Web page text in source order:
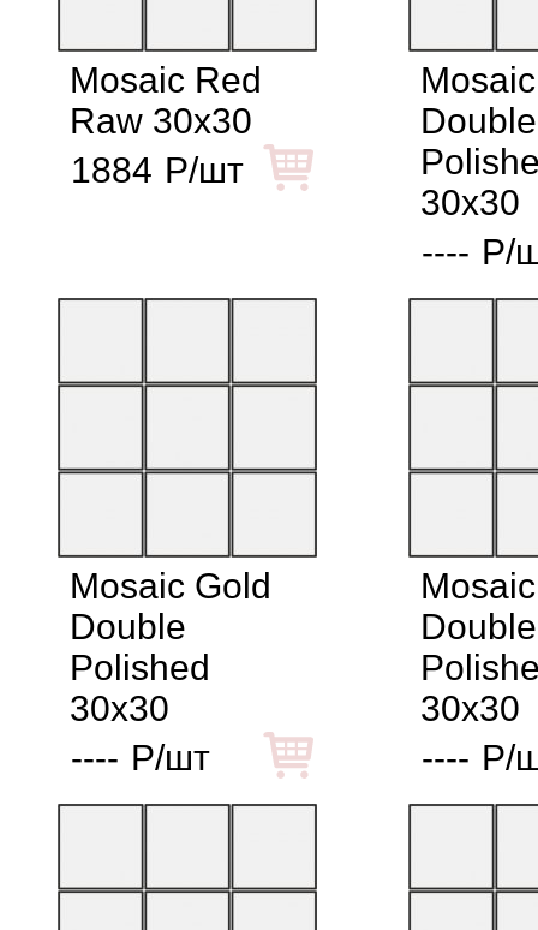
Mosaic Red
Raw 30x30
1884 Р/шт
Double
30x30
---- Р/
Mosaic Gold
Double
Polished
30x30
---- Р/шт
Double
30x30
---- Р/